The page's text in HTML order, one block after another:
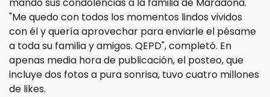
mandó sus condolencias a la familia de Maradona.
"Me quedo con todos los momentos lindos vividos
con él y quería aprovechar para enviarle el pésame
a toda su familia y amigos. QEPD", completó. En
apenas media hora de publicación, el posteo, que
incluye dos fotos a pura sonrisa, tuvo cuatro millones
de likes.